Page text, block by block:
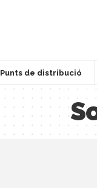
Punts de distribució